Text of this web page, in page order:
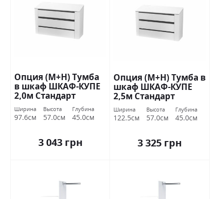
Опция (М+Н) Тумба
в шкаф ШКАФ-КУПЕ
2,0м Стандарт
Ширина
97.6см
Высота
57.0см
Глубина
45.0см
3 043 грн
Опция (М+Н) Тумба в
шкаф ШКАФ-КУПЕ
2,5м Стандарт
Ширина
122.5см
Высота
57.0см
Глубина
45.0см
3 325 грн